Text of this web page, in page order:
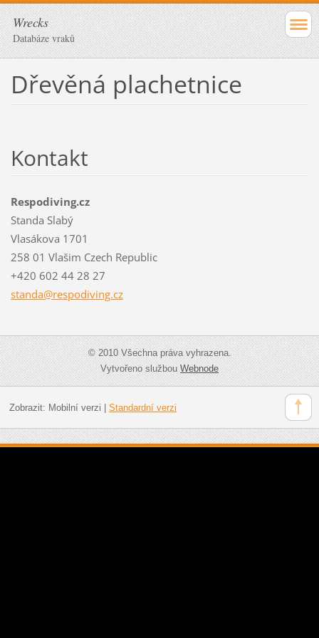
Wrecks
Databáze vraků
Dřevěná plachetnice
Kontakt
Respodiving.cz
Standa Slabý
Vlasákova 1701
258 01 Vlašim Czech Republic
+420 602 44 28 27
standa@respodiving.cz
© 2010 Všechna práva vyhrazena.
Vytvořeno službouWebnode
Zobrazit: Mobilní verzi Standardní verzi